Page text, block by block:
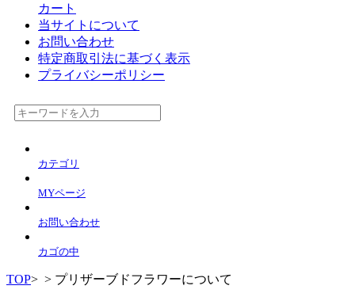
カート
当サイトについて
お問い合わせ
特定商取引法に基づく表示
プライバシーポリシー
カテゴリ
MYページ
お問い合わせ
カゴの中
TOP> > プリザーブドフラワーについて